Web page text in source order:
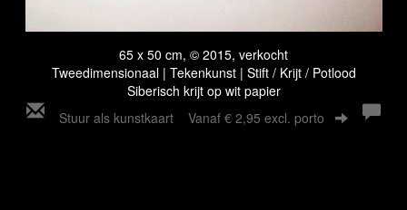
65 x 50 cm, © 2015, verkocht
Tweedimensionaal | Tekenkunst | Stift / Krijt / Potlood
Siberisch krijt op wit papier
Stuur als kunstkaart Vanaf € 2,95 excl. porto